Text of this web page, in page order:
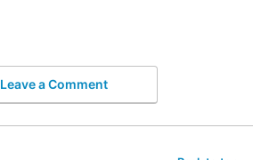
Leave a Comment